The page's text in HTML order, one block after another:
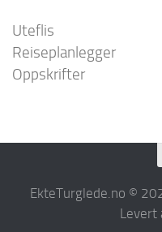
Uteflis
Reiseplanlegger
Oppskrifter
EkteTurglede.no ©
Levert